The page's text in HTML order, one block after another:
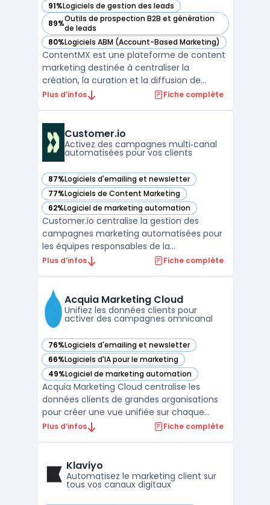
91%Logiciels de gestion des leads
— voir ContentMX dans cette catégorie
89%Outils de prospection B2B et génération
de leads
— voir ContentMX dans cette catégorie
80%Logiciels ABM (Account-Based Marketing)
— voir ContentMX dans cette catégorie
ContentMX est une plateforme de content
marketing destinée à centraliser la
création, la curation et la diffusion de
contenus dans un contexte de réseaux de
consultants rencontrent la question de
maintenir une communication ré ...
Plus d’infos Fiche complète
Customer.io
Activez des campagnes multi‑canal
automatisées pour vos clients
87%Logiciels d'emailing et newsletter
— voir Customer.io dans cette catégorie
77%Logiciels de Content Marketing
— voir Customer.io dans cette catégorie
62%Logiciel de marketing automation
— voir Customer.io dans cette catégorie
Customer.io centralise la gestion des
campagnes marketing automatisées pour
les équipes responsables de la
communication sur plusieurs canaux. Ce
homogénéiser leurs échanges clients à
grande échelle, sans multiplier les ou ...
Plus d’infos Fiche complète
Acquia Marketing Cloud
Unifiez les données clients pour
activer des campagnes omnicanal
76%Logiciels d'emailing et newsletter
— voir Acquia Marketing Cloud dans cette catégorie
66%Logiciels d'IA pour le marketing
— voir Acquia Marketing Cloud dans cette catégorie
49%Logiciel de marketing automation
— voir Acquia Marketing Cloud dans cette catégorie
Acquia Marketing Cloud centralise les
données clients de grandes organisations
pour créer une vue unifiée sur chaque
contact. Face à une multiplication des
informations provenant de sources en
ligne, hors ligne ou de ...
Plus d’infos Fiche complète
Klaviyo
Automatisez le marketing client sur
tous vos canaux digitaux